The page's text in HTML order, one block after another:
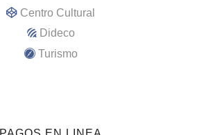
Centro Cultural
Dideco
Turismo